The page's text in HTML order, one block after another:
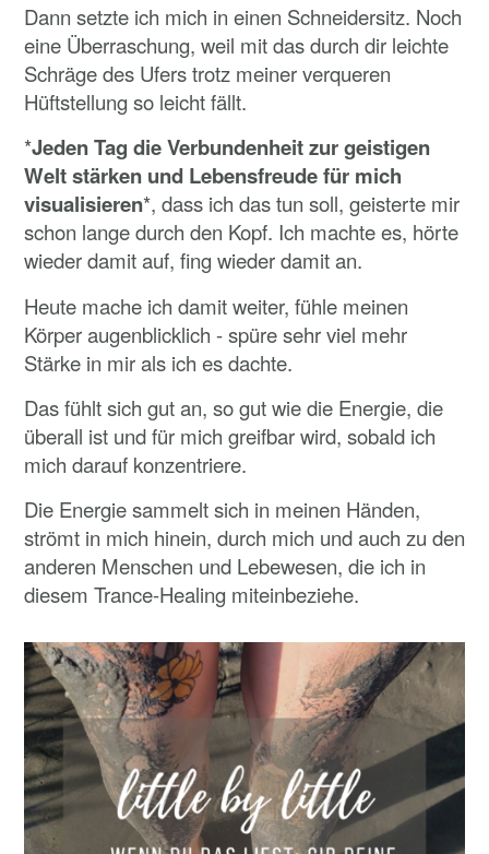
Dann setzte ich mich in einen Schneidersitz. Noch
eine Überraschung, weil mit das durch dir leichte
Schräge des Ufers trotz meiner verqueren
Hüftstellung so leicht fällt.
*Jeden Tag die Verbundenheit zur geistigen
Welt stärken und Lebensfreude für mich
visualisieren*, dass ich das tun soll, geisterte mir
schon lange durch den Kopf. Ich machte es, hörte
wieder damit auf, fing wieder damit an.
Heute mache ich damit weiter, fühle meinen
Körper augenblicklich - spüre sehr viel mehr
Stärke in mir als ich es dachte.
Das fühlt sich gut an, so gut wie die Energie, die
überall ist und für mich greifbar wird, sobald ich
mich darauf konzentriere.
Die Energie sammelt sich in meinen Händen,
strömt in mich hinein, durch mich und auch zu den
anderen Menschen und Lebewesen, die ich in
diesem Trance-Healing miteinbeziehe.